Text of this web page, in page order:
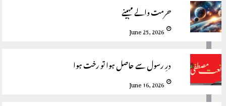
حرمت والے مہینے
June 25, 2026
درِ رسول سے حاصل ہوا تو رخت ہوا
June 16, 2026